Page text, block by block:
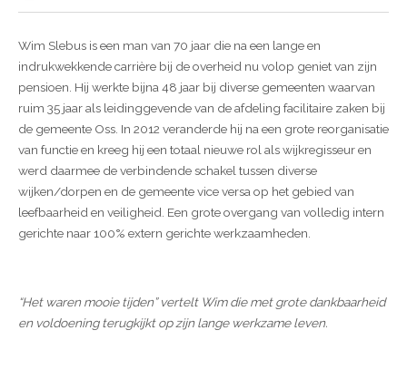
Wim Slebus is een man van 70 jaar die na een lange en
indrukwekkende carrière bij de overheid nu volop geniet van zijn
pensioen. Hij werkte bijna 48 jaar bij diverse gemeenten waarvan
ruim 35 jaar als leidinggevende van de afdeling facilitaire zaken bij
de gemeente Oss. In 2012 veranderde hij na een grote reorganisatie
van functie en kreeg hij een totaal nieuwe rol als wijkregisseur en
werd daarmee de verbindende schakel tussen diverse
wijken/dorpen en de gemeente vice versa op het gebied van
leefbaarheid en veiligheid. Een grote overgang van volledig intern
gerichte naar 100% extern gerichte werkzaamheden.
“Het waren mooie tijden” vertelt Wim die met grote dankbaarheid
en voldoening terugkijkt op zijn lange werkzame leven.